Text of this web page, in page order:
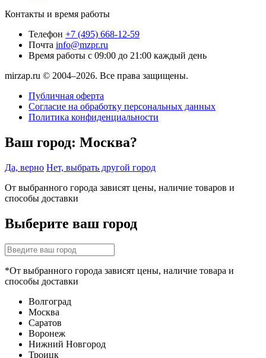
Контакты и время работы
Телефон +7 (495) 668-12-59
Почта info@mzpr.ru
Время работы с 09:00 до 21:00 каждый день
mirzap.ru © 2004–2026. Все права защищены.
Публичная оферта
Согласие на обработку персональных данных
Политика конфиденциальности
Ваш город: Москва?
Да, верно Нет, выбрать другой город
От выбранного города зависят цены, наличие товаров и
способы доставки
Выберите ваш город
*От выбранного города зависят цены, наличие товара и
способы доставки
Волгоград
Москва
Саратов
Воронеж
Нижний Новгород
Троицк